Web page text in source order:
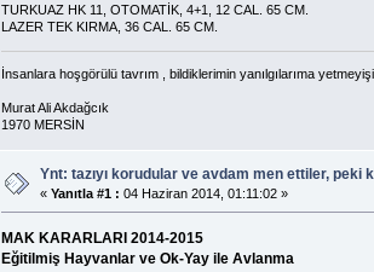
TURKUAZ HK 11, OTOMATİK, 4+1, 12 CAL. 65 CM.
LAZER TEK KIRMA, 36 CAL. 65 CM.
İnsanlara hoşgörülü tavrım , bildiklerimin yanılgılarıma
Murat Ali Akdağcık
1970 MERSİN
Ynt: tazıyı korudular ve avdam men ettiler, peki
«Yanıtla #1 : 04 Haziran 2014, 01:11:02 »
MAK KARARLARI 2014-2015
Eğitilmiş Hayvanlar ve Ok-Yay ile Avlanma